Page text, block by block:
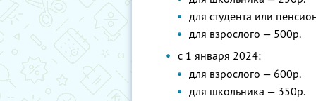
для студента или
для взрослого — 500р.
с 1 января 2024:
для взрослого — 600р.
для школьника — 350р.